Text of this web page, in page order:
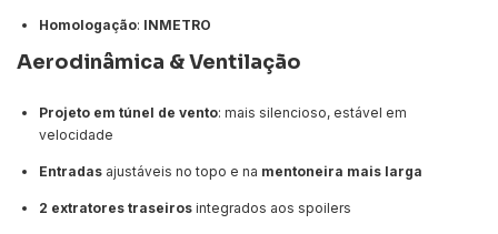
Homologação: INMETRO
Aerodinâmica & Ventilação
Projeto em túnel de vento: mais silencioso, estável em
velocidade
Entradas ajustáveis no topo e na mentoneira mais larga
2 extratores traseiros integrados aos spoilers